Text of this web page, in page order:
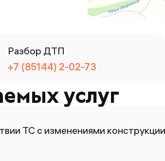
Разбор ДТП
+7 (85144) 2-02-73
услуг
ТС с изменениями